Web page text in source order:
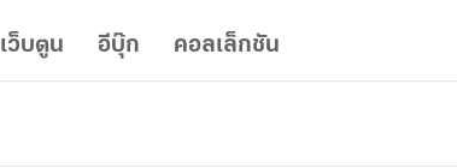
เว็บตูน อีบุ๊ก คอลเล็กชัน